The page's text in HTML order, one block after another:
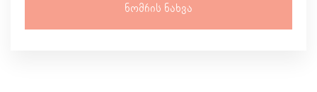
Ნომრის Ნახვა